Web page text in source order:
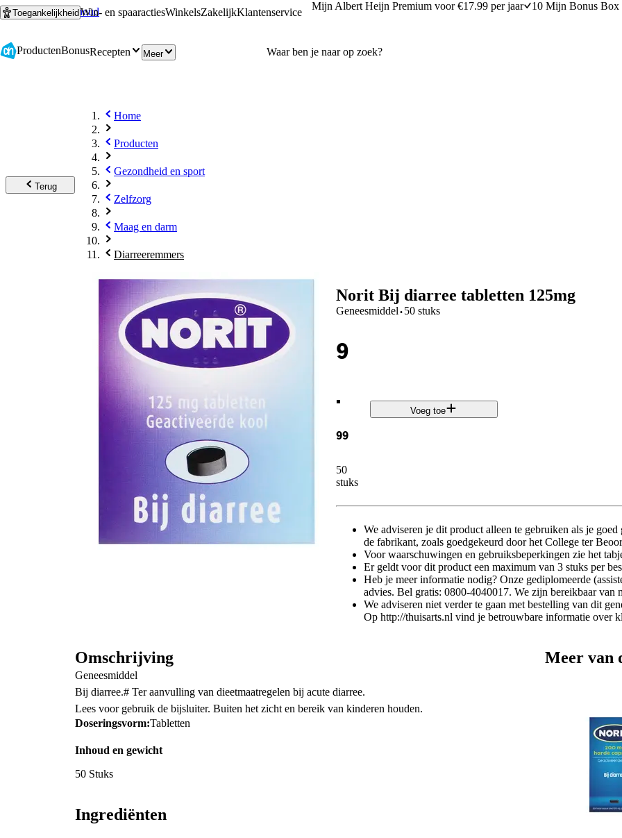
Ga naar hoofdinhoud
Ga naar zoeken
ToegankelijkheidWin- en spaaractiesWinkelsZakelijkKlantenservice
Mijn Albert Heijn Premium voor €17.99 per jaar 10 Mijn Bonus Box
ProductenBonusRecepten Meer
Terug
Home
Producten
Gezondheid en sport
Zelfzorg
Maag en darm
Diarreeremmers
Norit Bij diarree tabletten 125mg
Geneesmiddel·50 stuks
9
.
99
50
stuks
Voeg toe
We adviseren je dit product alleen te gebruiken als je
de fabrikant, zoals goedgekeurd door het College ter
Voor waarschuwingen en gebruiksbeperkingen zie het
Er geldt voor dit product een maximum van 3 stuks per
Heb je meer informatie nodig? Onze gediplomeerde
advies. Bel gratis: 0800-4040017. We zijn bereikbaar van
We adviseren niet verder te gaan met bestelling van dit
Op http://thuisarts.nl vind je betrouwbare informatie over
Omschrijving
Geneesmiddel
Bij diarree.# Ter aanvulling van dieetmaatregelen bij acute diarree.
Lees voor gebruik de bijsluiter. Buiten het zicht en bereik van kinderen houden.
Doseringsvorm:Tabletten
Inhoud en gewicht
50 Stuks
Ingrediënten
Meer van